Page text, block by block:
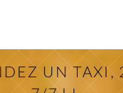
UN TAXI,